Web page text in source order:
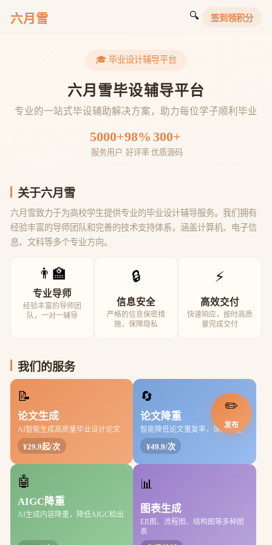
六月雪 🔍 签到领积分
🎓 毕业设计辅导平台
六月雪毕设辅导平台
专业的一站式毕设辅助解决方案，助力每位学子顺利毕业
5000+
服务用户
98%
好评率
300+
优质源码
关于六月雪
六月雪致力于为高校学生提供专业的毕业设计辅导服务。我们拥有
经验丰富的导师团队和完善的技术支持体系，涵盖计算机、电子信
息、文科等多个专业方向。
👨‍🏫
专业导师
经验丰富的导师团
队，一对一辅导
🔒
信息安全
严格的信息保密措
施，保障隐私
⚡
高效交付
快速响应，按时高质
量完成交付
我们的服务
📝
论文生成
AI智能生成高质量毕业设计论文
¥29.9起/次
🔄
论文降重
智能降低论文重复率，保障通过
¥49.9/次
🤖
AIGC降重
AI生成内容降重，降低AIGC检出
📊
图表生成
ER图、流程图、结构图等多种图
表
✏️
发布